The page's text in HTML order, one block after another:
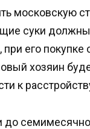
московскую
суки должны
при его покупке
хозяин
к